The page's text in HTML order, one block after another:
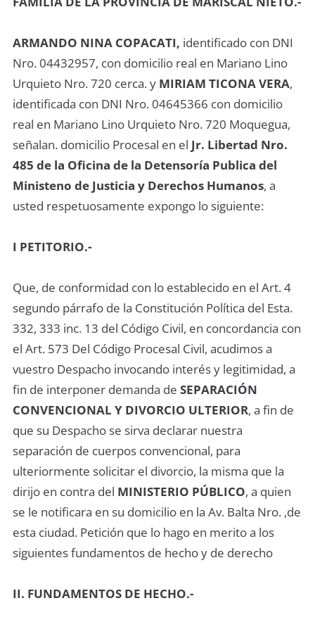
ARMANDO NINA COPACATI, identificado con DNI
Nro. 04432957, con domicilio real en Mariano Lino
Urquieto Nro. 720 cerca. y MIRIAM TICONA VERA,
identificada con DNI Nro. 04645366 con domicilio
real en Mariano Lino Urquieto Nro. 720 Moquegua,
señalan. domicilio Procesal en el Jr. Libertad Nro.
485 de la Oficina de la Detensoría Publica del
Ministeno de Justicia y Derechos Humanos, a
usted respetuosamente expongo lo siguiente:
I PETITORIO.-
Que, de conformidad con lo establecido en el Art. 4
segundo párrafo de la Constitución Política del Esta.
332, 333 inc. 13 del Código Civil, en concordancia con
el Art. 573 Del Código Procesal Civil, acudimos a
vuestro Despacho invocando interés y legitimidad, a
fin de interponer demanda de SEPARACIÓN
CONVENCIONAL Y DIVORCIO ULTERIOR, a fin de
que su Despacho se sirva declarar nuestra
separación de cuerpos convencional, para
ulteriormente solicitar el divorcio, la misma que la
dirijo en contra del MINISTERIO PÚBLICO, a quien
se le notificara en su domicilio en la Av. Balta Nro. ,de
esta ciudad. Petición que lo hago en merito a los
siguientes fundamentos de hecho y de derecho
II. FUNDAMENTOS DE HECHO.-